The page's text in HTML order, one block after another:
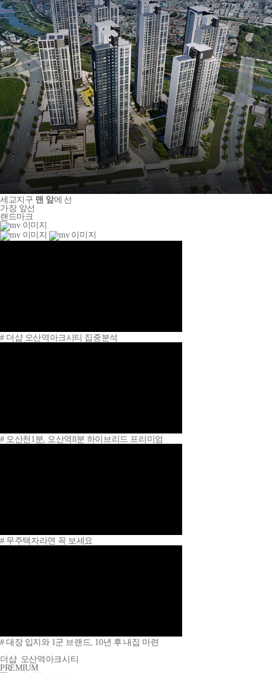
세교지구 맨 앞에 선
가장 앞선
랜드마크
# 더샵 오산역아크시티 집중분석
# 오산천1분, 오산역8분 하이브리드 프리미엄
# 무주택자라면 꼭 보세요
# 대장 입지와 1군 브랜드, 10년 후 내집 마련
더샵 오산역아크시티
PREMIUM